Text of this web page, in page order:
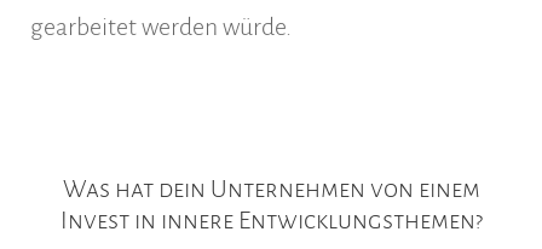
gearbeitet werden würde.
Was hat dein Unternehmen von einem
Invest in innere Entwicklungsthemen?